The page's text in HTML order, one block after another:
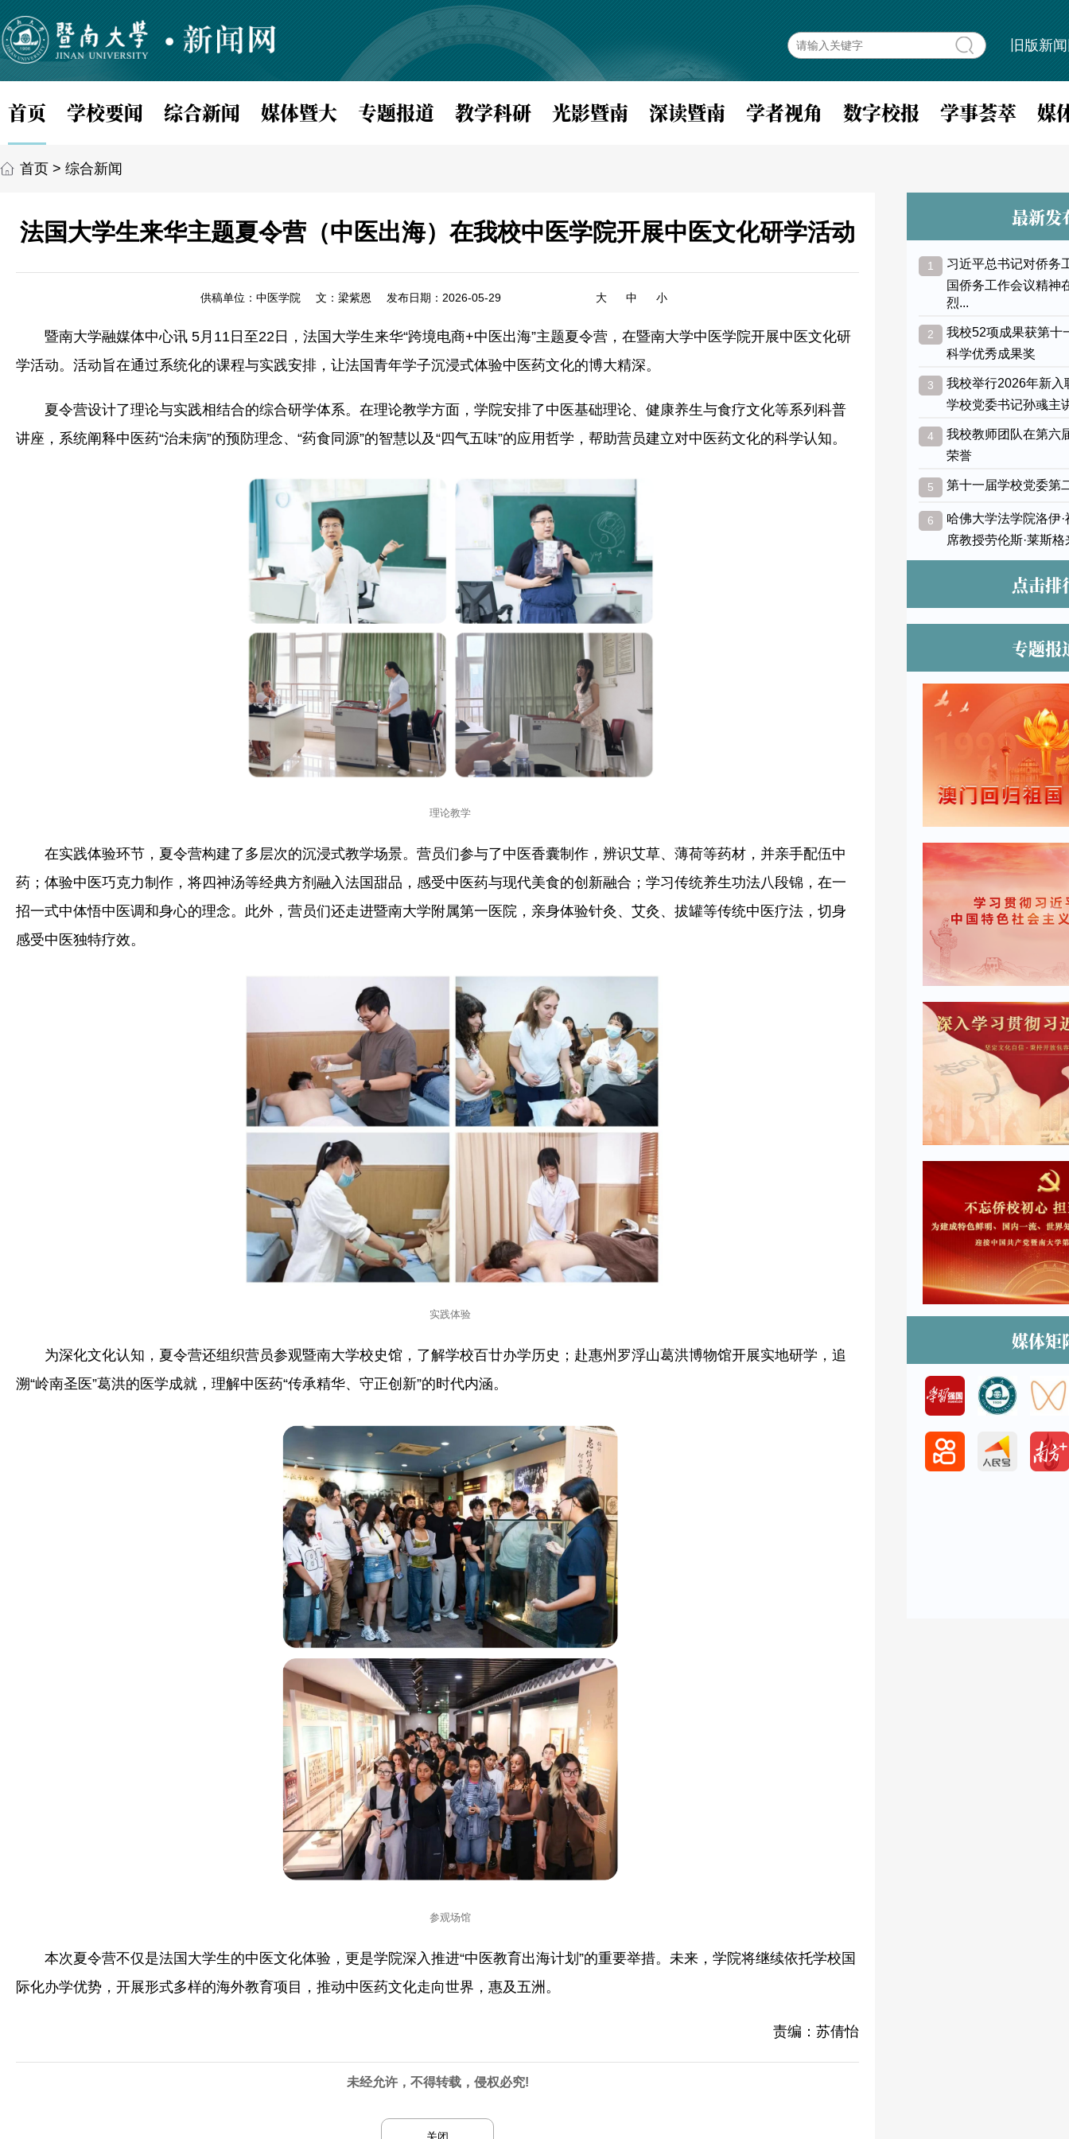
旧版新
首页 学校要闻 综合新闻 媒体暨大 专题报道 教学科研 光影暨南 深读暨南 学者视角 数字校报 学事荟萃 媒
首页 > 综合新闻
法国大学生来华主题夏令营（中医出海）在我校中医学院开展中医文化研学活动
供稿单位：中医学院 文：梁紫恩 发布日期：2026-05-29 大 中 小
暨南大学融媒体中心讯 5月11日至22日，法国大学生来华“跨境电商+中医出海”主题夏令营，在暨南大学中医学院开展中医文化研
学活动。活动旨在通过系统化的课程与实践安排，让法国青年学子沉浸式体验中医药文化的博大精深。
夏令营设计了理论与实践相结合的综合研学体系。在理论教学方面，学院安排了中医基础理论、健康养生与食疗文化等系列科普
讲座，系统阐释中医药“治未病”的预防理念、“药食同源”的智慧以及“四气五味”的应用哲学，帮助营员建立对中医药文化的科学认知。
理论教学
在实践体验环节，夏令营构建了多层次的沉浸式教学场景。营员们参与了中医香囊制作，辨识艾草、薄荷等药材，并亲手配伍中
药；体验中医巧克力制作，将四神汤等经典方剂融入法国甜品，感受中医药与现代美食的创新融合；学习传统养生功法八段锦，在一
招一式中体悟中医调和身心的理念。此外，营员们还走进暨南大学附属第一医院，亲身体验针灸、艾灸、拔罐等传统中医疗法，切身
感受中医独特疗效。
实践体验
为深化文化认知，夏令营还组织营员参观暨南大学校史馆，了解学校百廿办学历史；赴惠州罗浮山葛洪博物馆开展实地研学，追
溯“岭南圣医”葛洪的医学成就，理解中医药“传承精华、守正创新”的时代内涵。
参观场馆
本次夏令营不仅是法国大学生的中医文化体验，更是学院深入推进“中医教育出海计划”的重要举措。未来，学院将继续依托学校国
际化办学优势，开展形式多样的海外教育项目，推动中医药文化走向世界，惠及五洲。
责编：苏倩怡
未经允许，不得转载，侵权必究!
最新发
1 习近平总书记对侨务
国侨务工作会议精神
烈...
2 我校52项成果获第十
科学优秀成果奖
3 我校举行2026年新入
学校党委书记孙彧主
4 我校教师团队在第六
荣誉
5 第十一届学校党委第
6 哈佛大学法学院洛伊
席教授劳伦斯·莱斯
点击排
专题报
媒体矩